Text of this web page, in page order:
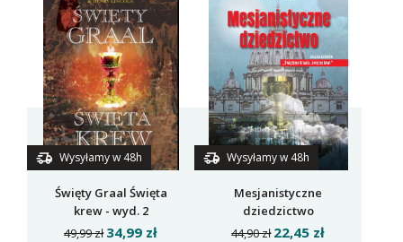
Wysyłamy w 48h
Święty Graal Święta
krew - wyd. 2
49,99 zł 34,99 zł
Wysyłamy w 48h
Mesjanistyczne
dziedzictwo
44,90 zł 22,45 zł